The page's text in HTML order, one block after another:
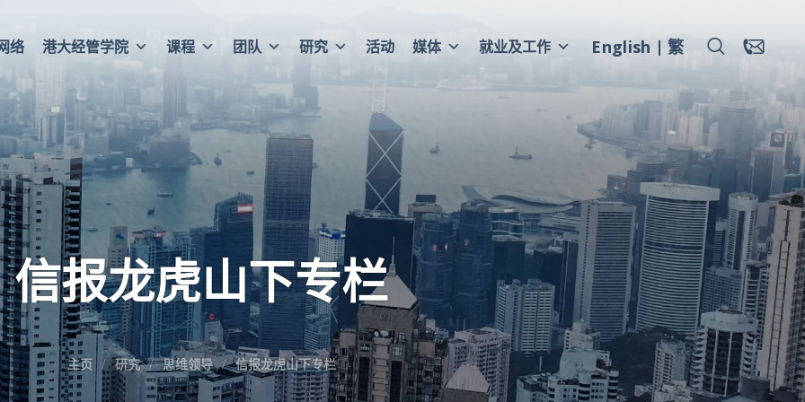
络 港大经管学院 课程 团队 研究 活动 媒体 就业及工作 English 繁
信报龙虎山下专栏
主页 研究 思维领导 信报龙虎山下专栏